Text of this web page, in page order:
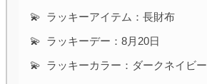
ラッキーアイテム：長財布
ラッキーデー：8月20日
ラッキーカラー：ダークネイビー